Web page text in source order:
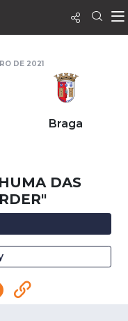
DE 2021
Braga
DAS